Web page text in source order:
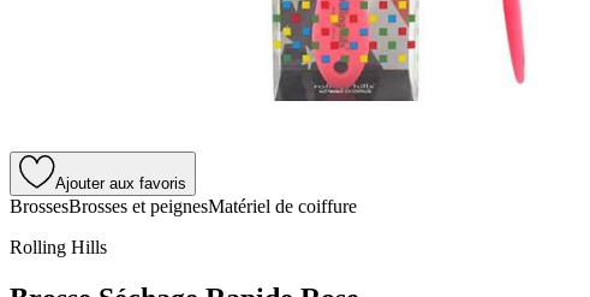
Ajouter aux favoris
BrossesBrosses et peignesMatériel de coiffure
Rolling Hills